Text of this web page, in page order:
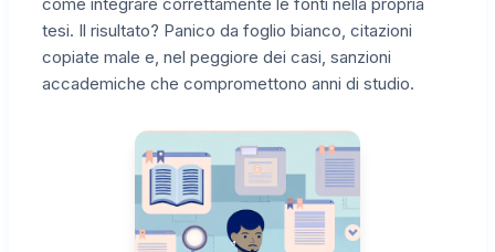
come integrare correttamente le fonti nella propria
tesi. Il risultato? Panico da foglio bianco, citazioni
copiate male e, nel peggiore dei casi, sanzioni
accademiche che compromettono anni di studio.